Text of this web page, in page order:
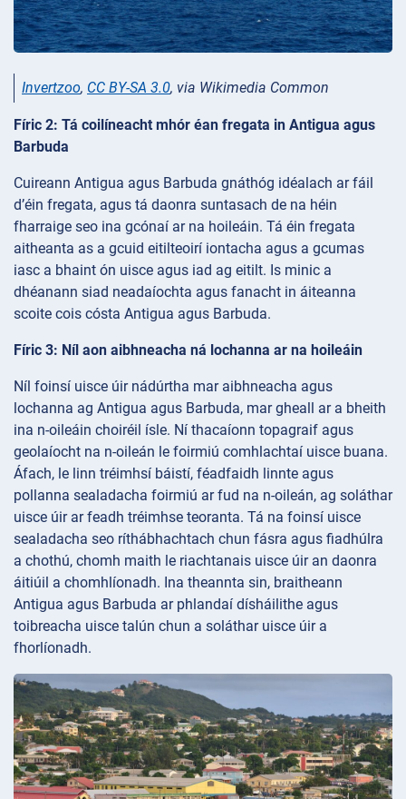
Invertzoo, CC BY-SA 3.0, via Wikimedia Common
Fíric 2: Tá coilíneacht mhór éan fregata in Antigua agus
Barbuda
Cuireann Antigua agus Barbuda gnáthóg idéalach ar fáil
d’éin fregata, agus tá daonra suntasach de na héin
fharraige seo ina gcónaí ar na hoileáin. Tá éin fregata
aitheanta as a gcuid eitilteoirí iontacha agus a gcumas
iasc a bhaint ón uisce agus iad ag eitilt. Is minic a
dhéanann siad neadaíochta agus fanacht in áiteanna
scoite cois cósta Antigua agus Barbuda.
Fíric 3: Níl aon aibhneacha ná lochanna ar na hoileáin
Níl foinsí uisce úir nádúrtha mar aibhneacha agus
lochanna ag Antigua agus Barbuda, mar gheall ar a bheith
ina n-oileáin choiréil ísle. Ní thacaíonn topagraif agus
geolaíocht na n-oileán le foirmiú comhlachtaí uisce buana.
Áfach, le linn tréimhsí báistí, féadfaidh linnte agus
pollanna sealadacha foirmiú ar fud na n-oileán, ag soláthar
uisce úir ar feadh tréimhse teoranta. Tá na foinsí uisce
sealadacha seo ríthábhachtach chun fásra agus fiadhúlra
a chothú, chomh maith le riachtanais uisce úir an daonra
áitiúil a chomhlíonadh. Ina theannta sin, braitheann
Antigua agus Barbuda ar phlandaí dísháilithe agus
toibreacha uisce talún chun a soláthar uisce úir a
fhorlíonadh.